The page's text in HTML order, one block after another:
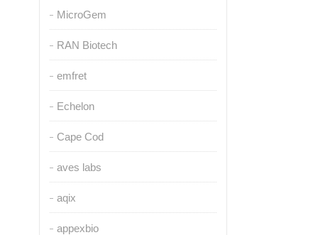
MicroGem
RAN Biotech
emfret
Echelon
Cape Cod
aves labs
aqix
appexbio